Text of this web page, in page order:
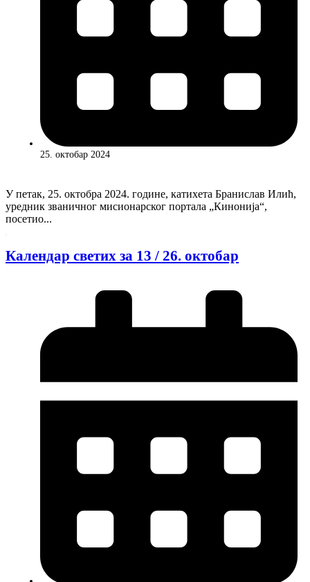
25. октобар 2024
У петак, 25. октобра 2024. године, катихета Бранислав Илић,
уредник званичног мисионарског портала „Кинонија“,
посетио...
Календар светих за 13 / 26. октобар